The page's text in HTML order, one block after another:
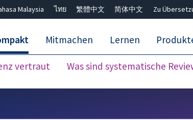
Malaysia ไทย 繁體中文 简体中文 Zu
vertraut Was sind systematische
Mitmachen Lernen